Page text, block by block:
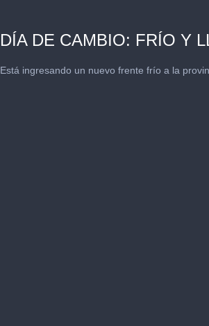
DÍA DE CAMBIO: FRÍO Y
Está ingresando un nuevo frente frío a la